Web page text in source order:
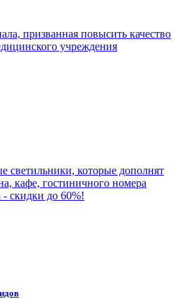
призванная повысить качество
учреждения
светильники, которые дополнят
кафе, гостиничного номера
скидки до 60%!